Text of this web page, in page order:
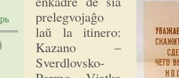
prelegvojaĝo
laŭ la itinero:
Kazano –
Sverdlovsko-